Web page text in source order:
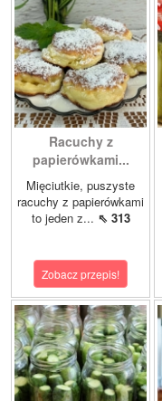
Racuchy z
papierówkami...
Mięciutkie, puszyste
racuchy z papierówkami
to jeden z... ⇖ 313
Zobacz przepis!